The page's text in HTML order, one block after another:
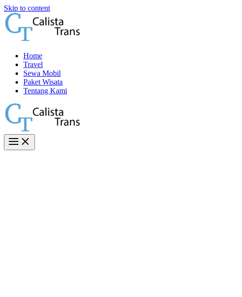
Skip to content
Home
Travel
Sewa Mobil
Paket Wisata
Tentang Kami